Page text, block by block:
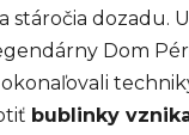
stáročia dozadu.
Dom
bublinky